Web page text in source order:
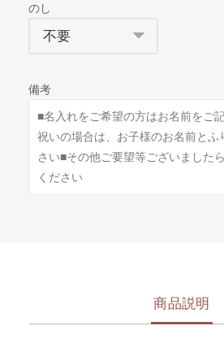
のし
備考
商品説明